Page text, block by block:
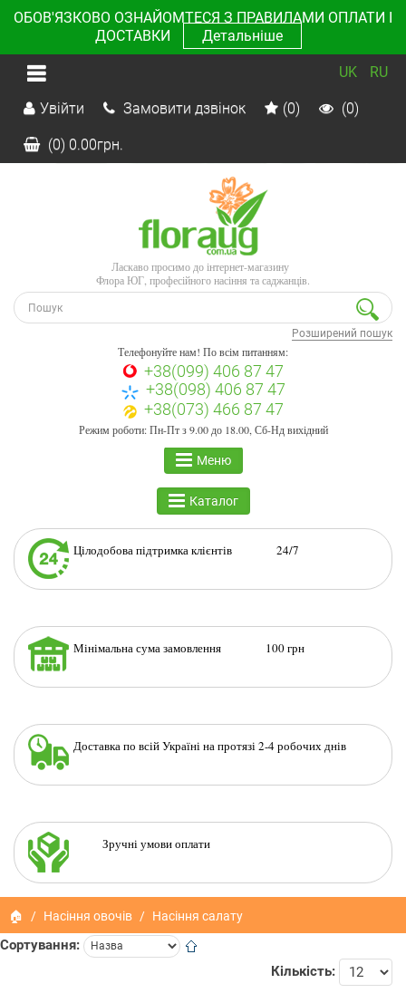
ОБОВ'ЯЗКОВО ОЗНАЙОМТЕСЯ З ПРАВИЛАМИ ОПЛАТИ І
ДОСТАВКИ
Детальніше
UK RU
Увійти Замовити дзвінок (0) (0)
(0) 0.00грн.
Ласкаво просимо до інтернет-магазину
Флора ЮГ, професійного насіння та саджанців.
Розширений пошук
Телефонуйте нам! По всім питанням:
+38(099) 406 87 47
+38(098) 406 87 47
+38(073) 466 87 47
Режим роботи: Пн-Пт з 9.00 до 18.00, Сб-Нд вихідний
Меню
Каталог
Цілодобова підтримка клієнтів 24/7
Мінімальна сума замовлення 100 грн
Доставка по всій Україні на протязі 2-4 робочих днів
Зручні умови оплати
🏠 Насіння овочів Насіння салату
Сортування:
Кількість: